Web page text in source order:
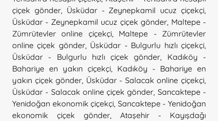
çiçek gönder, Üsküdar - Zeynepkamil ucuz çiçekçi
Üsküdar - Zeynepkamil ucuz çiçek gönder Maltepe -
Zümrütevler online çiçekçi, Maltepe - Zümrütevler
online çiçek gönder, Üsküdar - Bulgurlu hızlı çiçekçi
Üsküdar - Bulgurlu hızlı çiçek gönder
Kadıköy -
Bahariye en yakın çiçekçi
Kadıköy - Bahariye en
yakın çiçek gönder Üsküdar - Salacak online çiçekçi
Üsküdar - Salacak online çiçek gönder Sancaktepe -
Yenidoğan ekonomik çiçekçi Sancaktepe - Yenidoğan
ekonomik çiçek gönder
Ataşehir - Kayışdağı